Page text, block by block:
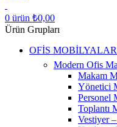
0 ürün ₺0,00
Ürün Grupları
OFİS
Modern Ofis
Makam
Yönetici
Personel
Toplantı
Vestiyer